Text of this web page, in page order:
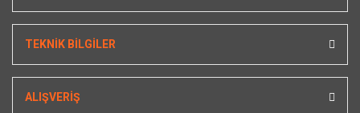
TEKNİK BİLGİLER
ALIŞVERİŞ